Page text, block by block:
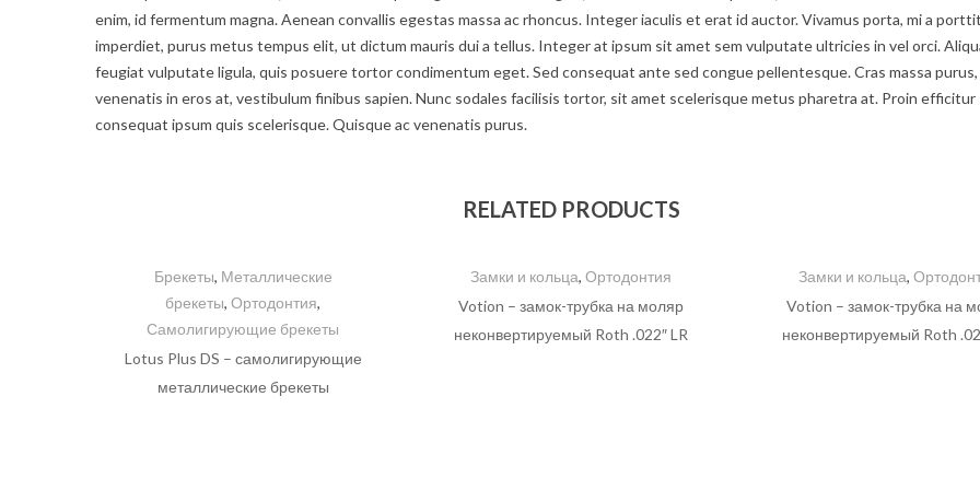
enim, id fermentum magna. Aenean convallis egestas massa ac rhoncus. Integer iaculis et erat id auctor. Vivamus porta, mi a
imperdiet, purus metus tempus elit, ut dictum mauris dui a tellus. Integer at ipsum sit amet sem vulputate ultricies in vel orci.
feugiat vulputate ligula, quis posuere tortor condimentum eget. Sed consequat ante sed congue pellentesque. Cras massa purus,
venenatis in eros at, vestibulum finibus sapien. Nunc sodales facilisis tortor, sit amet scelerisque metus pharetra at. Proin efficitur
consequat ipsum quis scelerisque. Quisque ac venenatis purus.
RELATED PRODUCTS
Брекеты, Металлические
брекеты, Ортодонтия,
Самолигирующие брекеты
Lotus Plus DS – самолигирующие
металлические брекеты
Замки и кольца, Ортодонтия
Votion – замок-трубка на моляр
неконвертируемый Roth .022″ LR
Замки и кольца,
Votion – замок-трубка на
неконвертируемый Roth